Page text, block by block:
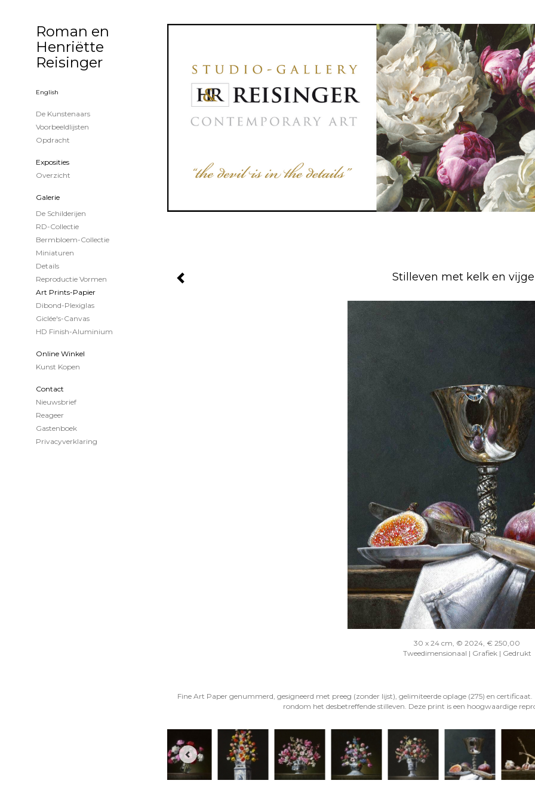
Stilleven met kelk en
30 x 24 cm, © 2024, € 250,00
Tweedimensionaal | Grafiek | Gedrukt
Fine Art Paper genummerd, gesigneerd met preeg (zonder lijst), gelimiteerde oplage (275) en
rondom het desbetreffende stilleven. Deze print is een hoogwaardige
Roman en
Henriëtte
Reisinger
English
De Kunstenaars
Voorbeeldlijsten
Opdracht
Exposities
Overzicht
Galerie
De Schilderijen
RD-Collectie
Bermbloem-Collectie
Miniaturen
Details
Reproductie Vormen
Art Prints-Papier
Dibond-Plexiglas
Giclée's-Canvas
HD Finish-Aluminium
Online Winkel
Kunst Kopen
Contact
Nieuwsbrief
Reageer
Gastenboek
Privacyverklaring